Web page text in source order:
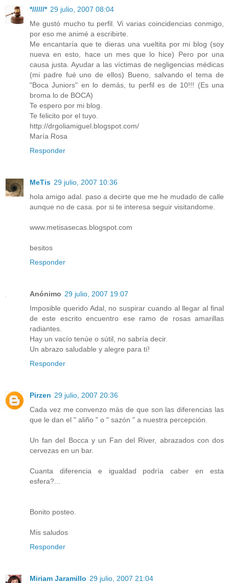
*//////* 29 julio, 2007 08:04
Me gustó mucho tu perfil. Vi varias coincidencias conmigo,
por eso me animé a escribirte.
Me encantaría que te dieras una vueltita por mi blog (soy
nueva en esto, hace un mes que lo hice) Pero por una
causa justa. Ayudar a las víctimas de negligencias médicas
(mi padre fué uno de ellos) Bueno, salvando el tema de
"Boca Juniors" en lo demás, tu perfil es de 10!!! (Es una
broma lo de BOCA)
Te espero por mi blog.
Te felicito por el tuyo.
http://drgoliamiguel.blogspot.com/
María Rosa
Responder
MeTis 29 julio, 2007 10:36
hola amigo adal. paso a decirte que me he mudado de calle
aunque no de casa. por si te interesa seguir visitandome.
www.metisasecas.blogspot.com
besitos
Responder
Anónimo 29 julio, 2007 19:07
Imposible querido Adal, no suspirar cuando al llegar al final
de este escrito encuentro ese ramo de rosas amarillas
radiantes.
Hay un vacío tenúe o sútil, no sabría decir.
Un abrazo saludable y alegre para tí!
Responder
Pirzen 29 julio, 2007 20:36
Cada vez me convenzo màs de que son las diferencias las
que le dan el " aliño " o " sazón " a nuestra percepción.
Un fan del Bocca y un Fan del River, abrazados con dos
cervezas en un bar.
Cuanta diferencia e igualdad podrìa caber en esta
esfera?...
Bonito posteo.
Mis saludos
Responder
Miriam Jaramillo 29 julio, 2007 21:04